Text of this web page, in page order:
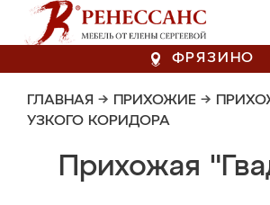
ФРЯЗИНО
ГЛАВНАЯ → ПРИХОЖИЕ →
УЗКОГО КОРИДОРА
Прихожая